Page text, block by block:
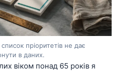
пріоритетів не дає
в даних.
віком понад 65 років я